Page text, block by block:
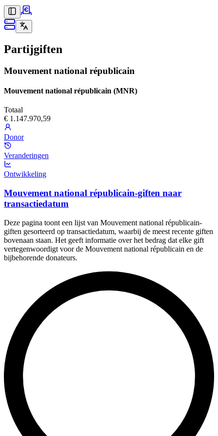
Partijgiften
Mouvement national républicain
Mouvement national républicain (MNR)
Totaal
€ 1.147.970,59
Donor
Veranderingen
Ontwikkeling
Mouvement national républicain-giften naar
transactiedatum
Deze pagina toont een lijst van Mouvement national républicain-
giften gesorteerd op transactiedatum, waarbij de meest recente giften
bovenaan staan. Het geeft informatie over het bedrag dat elke gift
vertegenwoordigt voor de Mouvement national républicain en de
bijbehorende donateurs.